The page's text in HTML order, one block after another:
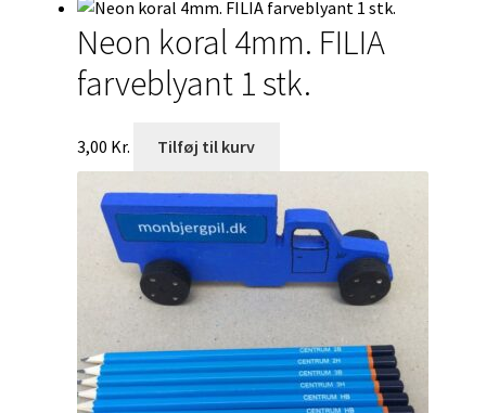
pris
var:
pris
er:
9,95 Kr..
Neon koral 4mm. FILIA
farveblyant 1 stk.
3,00 Kr. Tilføj til kurv